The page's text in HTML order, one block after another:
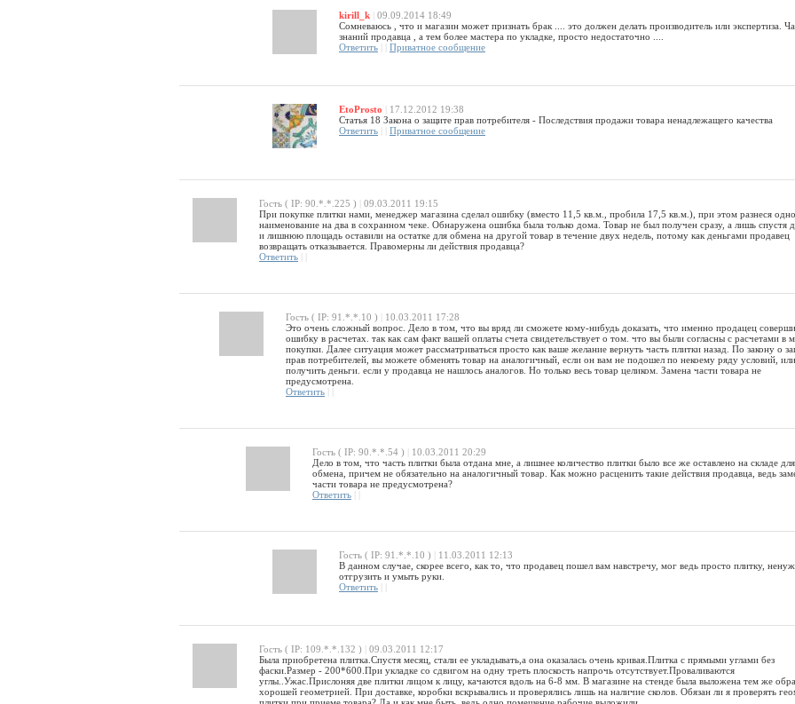
kirill_k
09.09.2014 18:49
Сомневаюсь , что и магазин может признать брак .... это должен делать производитель или экспертиза.
знаний продавца , а тем более мастера по укладке, просто недостаточно ....
Ответить
Приватное сообщение
EtoProsto
17.12.2012 19:38
Статья 18 Закона о защите прав потребителя - Последствия продажи товара ненадлежащего качества
Ответить
Приватное сообщение
Гость ( IP: 90.*.*.225 )
09.03.2011 19:15
При покупке плитки нами, менеджер магазина сделал ошибку (вместо 11,5 кв.м., пробила 17,5 кв.м.), при этом разнеся одно
наименование на два в сохранном чеке. Обнаружена ошибка была только дома. Товар не был получен сразу, а лишь спустя
и лишнюю площадь оставили на остатке для обмена на другой товар в течение двух недель, потому как деньгами продавец
возвращать отказывается. Правомерны ли действия продавца?
Ответить
Гость ( IP: 91.*.*.10 )
10.03.2011 17:28
Это очень сложный вопрос. Дело в том, что вы вряд ли сможете кому-нибудь доказать, что именно продацец
ошибку в расчетах. так как сам факт вашей оплаты счета свидетельствует о том. что вы были согласны с расчетами в
покупки. Далее ситуация может рассматриваться просто как ваше желание вернуть часть плитки назад. По закону о
прав потребителей, вы можете обменять товар на аналогичный, если он вам не подошел по некоему ряду условий, или
получить деньги. если у продавца не нашлось аналогов. Но только весь товар целиком. Замена части товара не
предусмотрена.
Ответить
Гость ( IP: 90.*.*.54 )
10.03.2011 20:29
Дело в том, что часть плитки была отдана мне, а лишнее количество плитки было все же оставлено на складе для
обмена, причем не обязательно на аналогичный товар. Как можно расценить такие действия продавца, ведь
части товара не предусмотрена?
Ответить
Гость ( IP: 91.*.*.10 )
11.03.2011 12:13
В данном случае, скорее всего, как то, что продавец пошел вам навстречу, мог ведь просто плитку,
отгрузить и умыть руки.
Ответить
Гость ( IP: 109.*.*.132 )
09.03.2011 12:17
Была приобретена плитка.Спустя месяц, стали ее укладывать,а она оказалась очень кривая.Плитка с прямыми углами без
фаски.Размер - 200*600.При укладке со сдвигом на одну треть плоскость напрочь отсутствует.Проваливаются
углы..Ужас.Прислоняя две плитки лицом к лицу, качаются вдоль на 6-8 мм. В магазине на стенде была выложена тем же
хорошей геометрией. При доставке, коробки вскрывались и проверялись лишь на наличие сколов. Обязан ли я проверять